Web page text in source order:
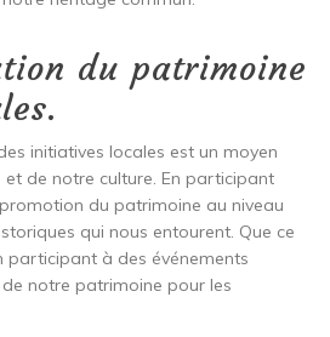
du patrimoine
initiatives locales est un moyen
de notre culture. En participant
du patrimoine au niveau
qui nous entourent. Que ce
à des événements
notre patrimoine pour les